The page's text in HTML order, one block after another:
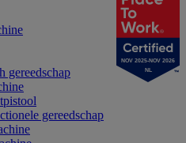
gereedschap
gereedschap
NOV 2025-NOV 2026
NL